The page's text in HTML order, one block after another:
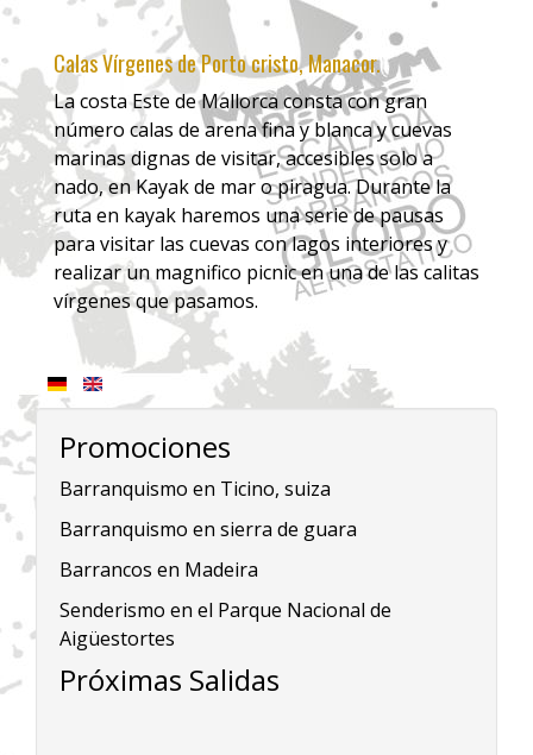
Calas Vírgenes de Porto cristo, Manacor.
La costa Este de Mallorca consta con gran
número calas de arena fina y blanca y cuevas
marinas dignas de visitar, accesibles solo a
nado, en Kayak de mar o piragua. Durante la
ruta en kayak haremos una serie de pausas
para visitar las cuevas con lagos interiores y
realizar un magnifico picnic en una de las calitas
vírgenes que pasamos.
Promociones
Barranquismo en Ticino, suiza
Barranquismo en sierra de guara
Barrancos en Madeira
Senderismo en el Parque Nacional de
Aigüestortes
Próximas Salidas